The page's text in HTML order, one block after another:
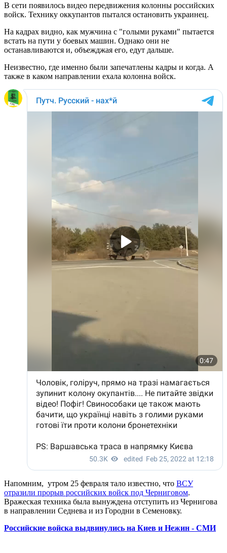
В сети появилось видео передвижения колонны российских
войск. Технику оккупантов пытался остановить украинец.
На кадрах видно, как мужчина с "голыми руками" пытается
встать на пути у боевых машин. Однако они не
останавливаются и, объежджая его, едут дальше.
Неизвестно, где именно были запечатлены кадры и когда. А
также в каком направлении ехала колонна войск.
Напомним, утром 25 февраля тало известно, что ВСУ
отразили прорыв российских войск под Черниговом.
Вражеская техника была вынуждена отступить из Чернигова
в направлении Седнева и из Городни в Семеновку.
Российские войска выдвинулись на Киев и Нежин - СМИ